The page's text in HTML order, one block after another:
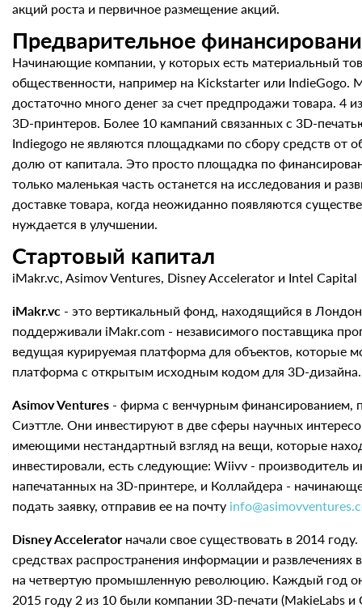
акций роста и первичное размещение акций.
Предварительное
Начинающие компании, у которых есть материальный
общественности, например на Kickstarter или
достаточно много денег за счет предпродажи товара. 4
3D-принтеров. Более 10 кампаний связанных с 3D-
Indiegogo не являются площадками по сбору средств от
долю от капитала. Это просто площадка по
только маленькая часть останется на исследования и
доставке товара, когда неожиданно появляются
нуждается в улучшении.
Стартовый капитал
iMakr.vc, Asimov Ventures, Disney Accelerator и Intel Capital
iMakr.vc - это вертикальный фонд, находящийся в
поддерживали iMakr.com - независимого поставщика
ведущая курируемая платформа для объектов, которые
платформа с открытым исходным кодом для 3D-
Asimov Ventures - фирма с венчурным финансированием,
Сиэттле. Они инвестируют в две сферы научных
имеющими нестандартный взгляд на вещи, которые
инвестировали, есть следующие: Wiivv -
напечатанных на 3D-принтере, и Коллайдера -
подать заявку, отправив ее на почту
Disney Accelerator начали свое существовать в 2014
средствах распространения информации и
на четвертую промышленную революцию. Каждый год
2015 году 2 из 10 были компании 3D-печати (MakieLabs